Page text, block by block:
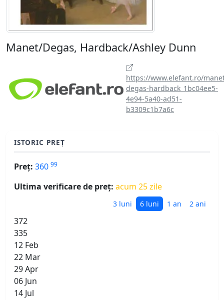
Manet/Degas, Hardback/Ashley Dunn
https://www.elefant.ro/
degas-hardback_1bc04ee5-
4e94-5a40-ad51-
b3309c1b7a6c
ISTORIC PREȚ
Preț: 360 99
Ultima verificare de preț: acum 25 zile
3 luni 6 luni 1 an 2 ani
372
335
12 Feb
22 Mar
29 Apr
06 Jun
14 Jul